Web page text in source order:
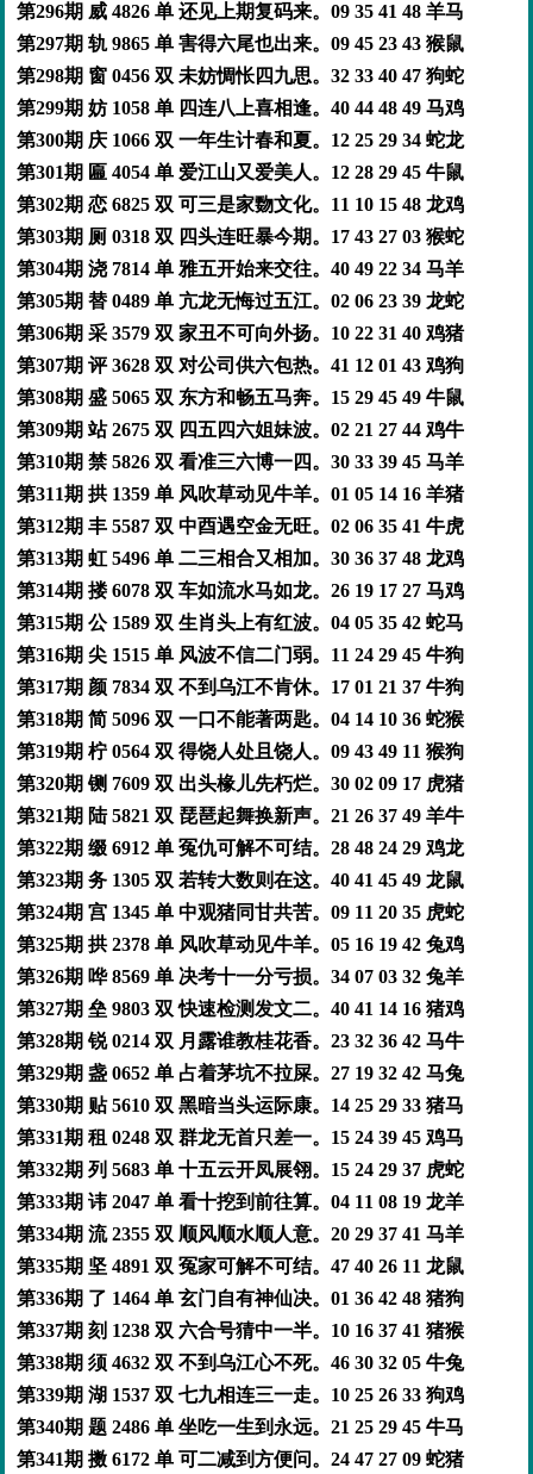
第296期 威 4826 单 还见上期复码来。09 35 41 48 羊马
第297期 轨 9865 单 害得六尾也出来。09 45 23 43 猴鼠
第298期 窗 0456 双 未妨惆怅四九思。32 33 40 47 狗蛇
第299期 妨 1058 单 四连八上喜相逢。40 44 48 49 马鸡
第300期 庆 1066 双 一年生计春和夏。12 25 29 34 蛇龙
第301期 匾 4054 单 爱江山又爱美人。12 28 29 45 牛鼠
第302期 恋 6825 双 可三是家覅文化。11 10 15 48 龙鸡
第303期 厕 0318 双 四头连旺暴今期。17 43 27 03 猴蛇
第304期 浇 7814 单 雅五开始来交往。40 49 22 34 马羊
第305期 替 0489 单 亢龙无悔过五江。02 06 23 39 龙蛇
第306期 采 3579 双 家丑不可向外扬。10 22 31 40 鸡猪
第307期 评 3628 双 对公司供六包热。41 12 01 43 鸡狗
第308期 盛 5065 双 东方和畅五马奔。15 29 45 49 牛鼠
第309期 站 2675 双 四五四六姐妹波。02 21 27 44 鸡牛
第310期 禁 5826 双 看准三六博一四。30 33 39 45 马羊
第311期 拱 1359 单 风吹草动见牛羊。01 05 14 16 羊猪
第312期 丰 5587 双 中酉遇空金无旺。02 06 35 41 牛虎
第313期 虹 5496 单 二三相合又相加。30 36 37 48 龙鸡
第314期 搂 6078 双 车如流水马如龙。26 19 17 27 马鸡
第315期 公 1589 双 生肖头上有红波。04 05 35 42 蛇马
第316期 尖 1515 单 风波不信二门弱。11 24 29 45 牛狗
第317期 颜 7834 双 不到乌江不肯休。17 01 21 37 牛狗
第318期 简 5096 双 一口不能著两匙。04 14 10 36 蛇猴
第319期 柠 0564 双 得饶人处且饶人。09 43 49 11 猴狗
第320期 铡 7609 双 出头椽儿先朽烂。30 02 09 17 虎猪
第321期 陆 5821 双 琵琶起舞换新声。21 26 37 49 羊牛
第322期 缀 6912 单 冤仇可解不可结。28 48 24 29 鸡龙
第323期 务 1305 双 若转大数则在这。40 41 45 49 龙鼠
第324期 宫 1345 单 中观猪同甘共苦。09 11 20 35 虎蛇
第325期 拱 2378 单 风吹草动见牛羊。05 16 19 42 兔鸡
第326期 哗 8569 单 决考十一分亏损。34 07 03 32 兔羊
第327期 垒 9803 双 快速检测发文二。40 41 14 16 猪鸡
第328期 锐 0214 双 月露谁教桂花香。23 32 36 42 马牛
第329期 盏 0652 单 占着茅坑不拉屎。27 19 32 42 马兔
第330期 贴 5610 双 黑暗当头运际康。14 25 29 33 猪马
第331期 租 0248 双 群龙无首只差一。15 24 39 45 鸡马
第332期 列 5683 单 十五云开凤展翎。15 24 29 37 虎蛇
第333期 讳 2047 单 看十挖到前往算。04 11 08 19 龙羊
第334期 流 2355 双 顺风顺水顺人意。20 29 37 41 马羊
第335期 坚 4891 双 冤家可解不可结。47 40 26 11 龙鼠
第336期 了 1464 单 玄门自有神仙决。01 36 42 48 猪狗
第337期 刻 1238 双 六合号猜中一半。10 16 37 41 猪猴
第338期 须 4632 双 不到乌江心不死。46 30 32 05 牛兔
第339期 湖 1537 双 七九相连三一走。10 25 26 33 狗鸡
第340期 题 2486 单 坐吃一生到永远。21 25 29 45 牛马
第341期 擞 6172 单 可二减到方便问。24 47 27 09 蛇猪